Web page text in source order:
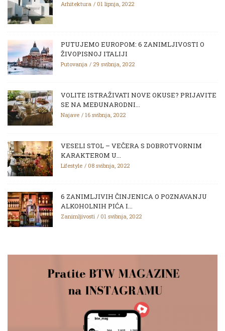
Arhitektura 01 lipnja, 2022
PUTUJEMO EUROPOM: 6 ZANIMLJIVOSTI O
ŽIVOPISNOJ ITALIJI
Putovanja 29 svibnja, 2022
VOLITE ISTRAŽIVATI NOVE OKUSE? PRIJAVITE
SE NA MEĐUNARODNI...
Najave 16 svibnja, 2022
VESELI STOL – VEČERA S DOBROTVORNIM
KARAKTEROM U...
Lifestyle 08 svibnja, 2022
6 ZANIMLJIVIH ČINJENICA O POZNAVANJU
ALKOHOLNIH PIĆA I...
Zanimljivosti 01 svibnja, 2022